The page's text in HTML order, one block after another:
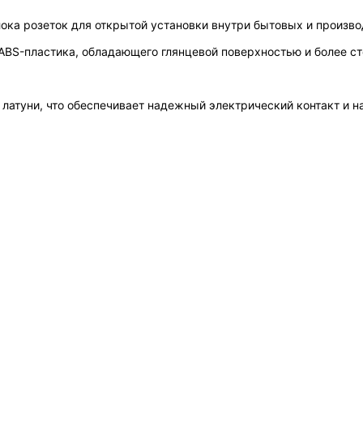
розеток для открытой установки внутри бытовых и
пластика, обладающего глянцевой поверхностью и более
что обеспечивает надежный электрический контакт и